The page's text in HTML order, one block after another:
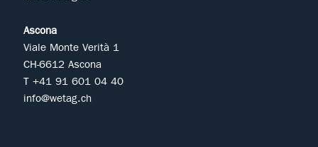
Ascona
Viale Monte Verità 1
CH-6612 Ascona
T +41 91 601 04 40
info@wetag.ch